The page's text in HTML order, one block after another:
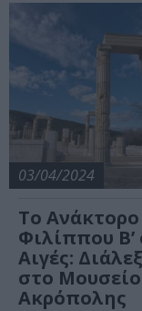
03/04/2024
Το
Φιλίππου Β’
Αιγές:
στο Μουσείο
Ακρόπολης